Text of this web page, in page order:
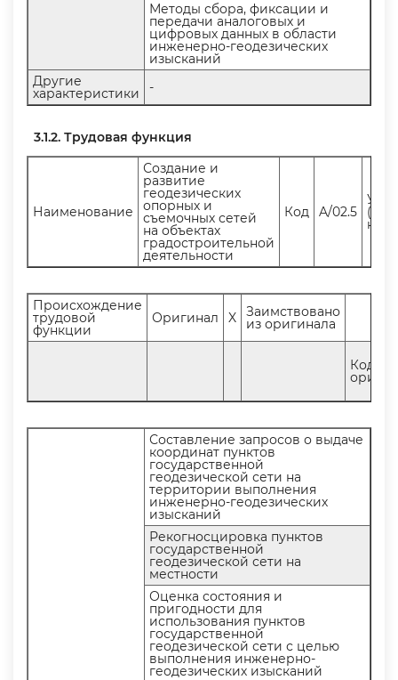
Методы сбора, фиксации и
передачи аналоговых и
цифровых данных в области
инженерно-геодезических
изысканий
Другие
характеристики -
3.1.2. Трудовая функция
Наименование
Создание и
развитие
еодезических
опорных и
съемочных сетей
на объектах
радостроительной
деятельности
Код A/02.5
Происхождение
трудовой
функции
Оригинал X Заимствовано
из оригинала
Код
Составление запросов о выдаче
координат пункто
осударственной
еодезической сети на
территории выполнения
инженерно-геодезических
изысканий
Рекогносцировка пункто
осударственной
еодезической сети на
местности
Оценка состояния и
пригодности для
использования пункто
осударственной
еодезической сети с целью
ыполнения инженерно-
еодезических изысканий